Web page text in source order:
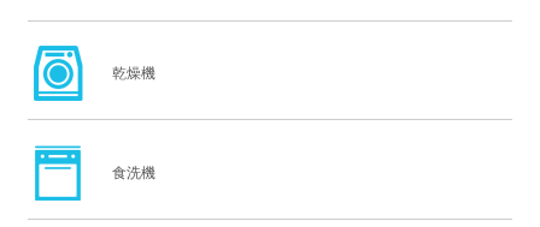
乾燥機
食洗機